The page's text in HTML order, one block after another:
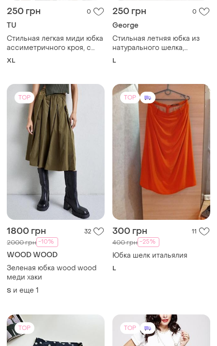
250 грн 0
TU
Стильная легкая миди юбка
ассиметричного кроя, с
декоративной боковой
материала, tu, 14/42/ xl/50.
XL
250 грн 0
George
Стильная летняя юбка из
натурального шелка,
молочного цвета с черным
углами/, george
collection12/40/ l/48
L
TOP
1800 грн 32
2000 грн -10%
WOOD WOOD
Зеленая юбка wood wood
меди хаки
S и еще 1
TOP
300 грн 11
400 грн -25%
Юбка шелк итальялия
L
TOP TOP